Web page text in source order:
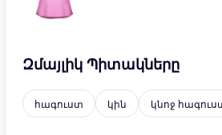
Զմայլիկ Պիտակները
հագուստ կին կնոջ